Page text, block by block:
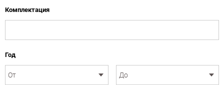
Комплектация
Год